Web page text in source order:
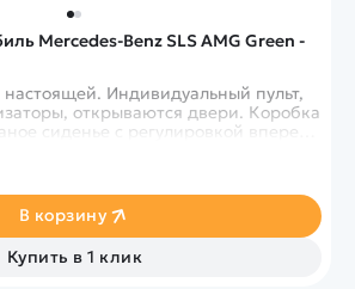
Mercedes-Benz SLS AMG Green -
Индивидуальный пульт,
открываются двери. Коробка
сиденье с регулировкой вперед-
В корзину
Купить в 1 клик